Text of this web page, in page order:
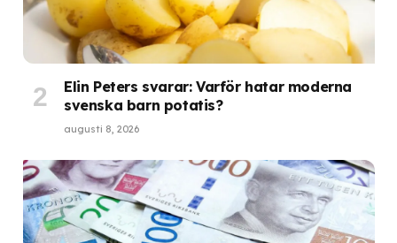
Elin Peters svarar: Varför hatar moderna
svenska barn potatis?
augusti 8, 2026